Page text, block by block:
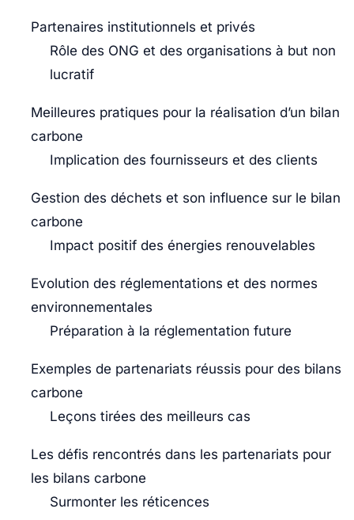
Partenaires institutionnels et privés
Rôle des ONG et des organisations à but non
lucratif
Meilleures pratiques pour la réalisation d’un bilan
carbone
Implication des fournisseurs et des clients
Gestion des déchets et son influence sur le bilan
carbone
Impact positif des énergies renouvelables
Evolution des réglementations et des normes
environnementales
Préparation à la réglementation future
Exemples de partenariats réussis pour des bilans
carbone
Leçons tirées des meilleurs cas
Les défis rencontrés dans les partenariats pour
les bilans carbone
Surmonter les réticences